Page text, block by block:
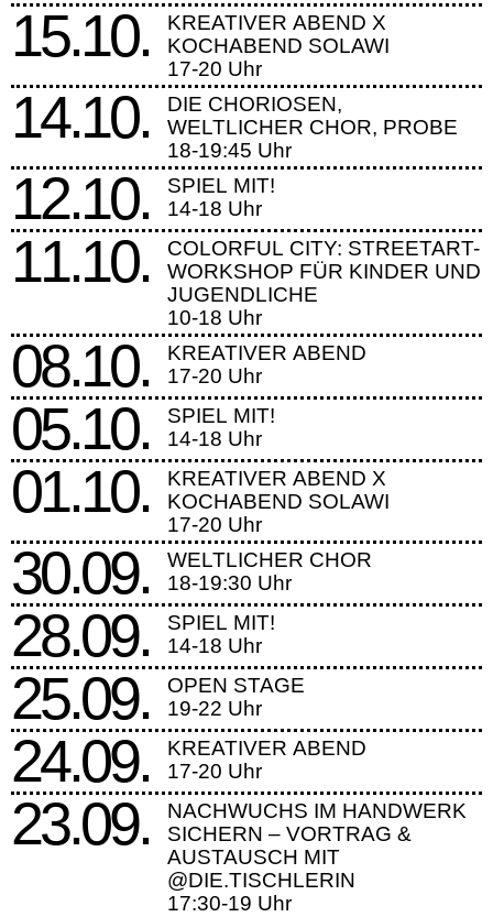
15.10.
KREATIVER ABEND X
KOCHABEND SOLAWI
17-20 Uhr
14.10.
DIE CHORIOSEN,
WELTLICHER CHOR, PROBE
18-19:45 Uhr
12.10.
SPIEL MIT!
14-18 Uhr
11.10.
COLORFUL CITY: STREETART-
WORKSHOP FÜR KINDER UND
JUGENDLICHE
10-18 Uhr
08.10.
KREATIVER ABEND
17-20 Uhr
05.10.
SPIEL MIT!
14-18 Uhr
01.10.
KREATIVER ABEND X
KOCHABEND SOLAWI
17-20 Uhr
30.09.
WELTLICHER CHOR
18-19:30 Uhr
28.09.
SPIEL MIT!
14-18 Uhr
25.09.
OPEN STAGE
19-22 Uhr
24.09.
KREATIVER ABEND
17-20 Uhr
23.09.
NACHWUCHS IM HANDWERK
SICHERN – VORTRAG &
AUSTAUSCH MIT
@DIE.TISCHLERIN
17:30-19 Uhr